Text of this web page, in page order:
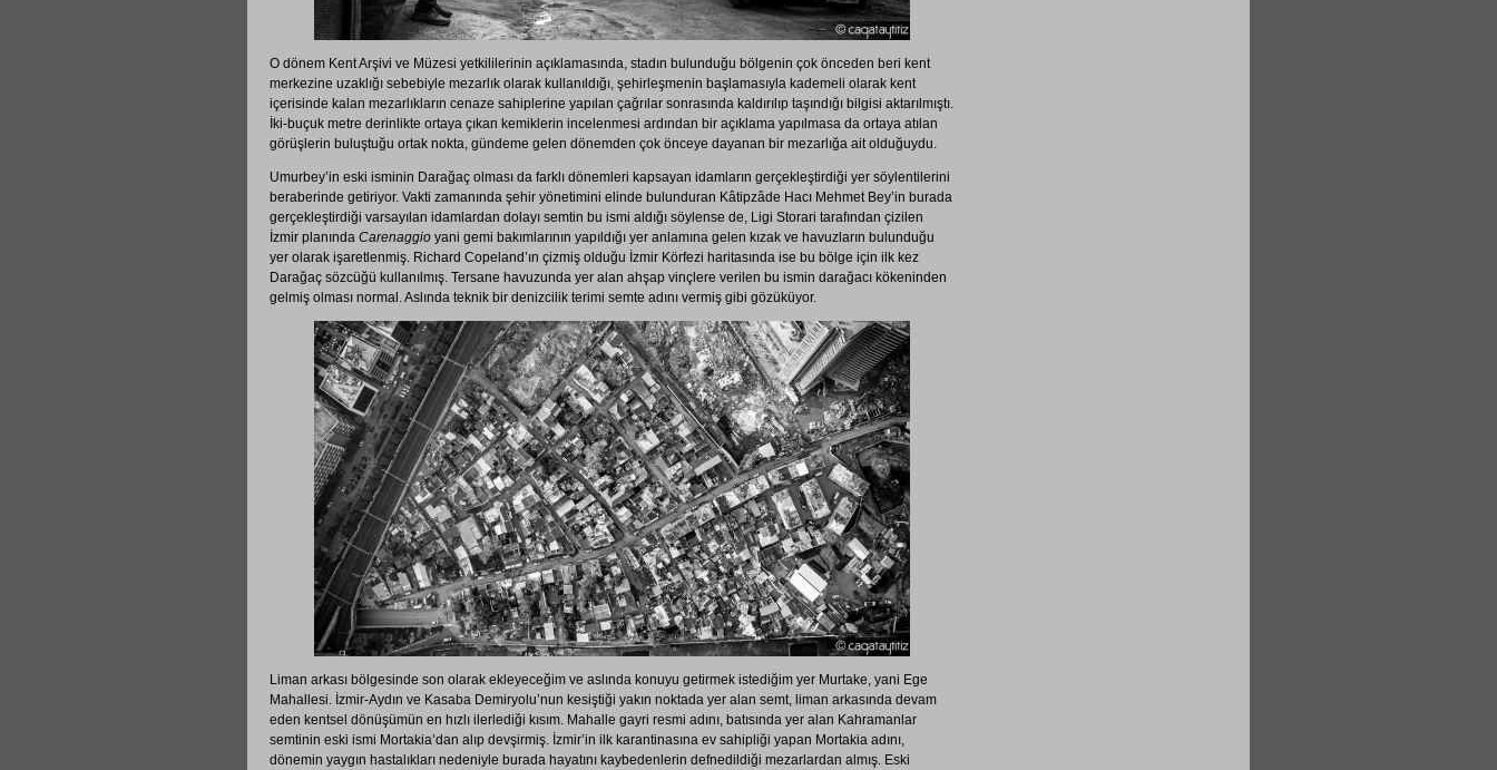
O dönem Kent Arşivi ve Müzesi yetkililerinin açıklamasında, stadın bulunduğu bölgenin çok önceden beri kent
merkezine uzaklığı sebebiyle mezarlık olarak kullanıldığı, şehirleşmenin başlamasıyla kademeli olarak kent
içerisinde kalan mezarlıkların cenaze sahiplerine yapılan çağrılar sonrasında kaldırılıp taşındığı bilgisi aktarılmıştı.
İki-buçuk metre derinlikte ortaya çıkan kemiklerin incelenmesi ardından bir açıklama yapılmasa da ortaya atılan
görüşlerin buluştuğu ortak nokta, gündeme gelen dönemden çok önceye dayanan bir mezarlığa ait olduğuydu.
Umurbey’in eski isminin Darağaç olması da farklı dönemleri kapsayan idamların gerçekleştirdiği yer söylentilerini
beraberinde getiriyor. Vakti zamanında şehir yönetimini elinde bulunduran Kâtipzâde Hacı Mehmet Bey’in burada
gerçekleştirdiği varsayılan idamlardan dolayı semtin bu ismi aldığı söylense de, Ligi Storari tarafından çizilen
İzmir planında Carenaggio yani gemi bakımlarının yapıldığı yer anlamına gelen kızak ve havuzların bulunduğu
yer olarak işaretlenmiş. Richard Copeland’ın çizmiş olduğu İzmir Körfezi haritasında ise bu bölge için ilk kez
Darağaç sözcüğü kullanılmış. Tersane havuzunda yer alan ahşap vinçlere verilen bu ismin darağacı kökeninden
gelmiş olması normal. Aslında teknik bir denizcilik terimi semte adını vermiş gibi gözüküyor.
Liman arkası bölgesinde son olarak ekleyeceğim ve aslında konuyu getirmek istediğim yer Murtake, yani Ege
Mahallesi. İzmir-Aydın ve Kasaba Demiryolu’nun kesiştiği yakın noktada yer alan semt, liman arkasında devam
eden kentsel dönüşümün en hızlı ilerlediği kısım. Mahalle gayri resmi adını, batısında yer alan Kahramanlar
semtinin eski ismi Mortakia’dan alıp devşirmiş. İzmir’in ilk karantinasına ev sahipliği yapan Mortakia adını,
dönemin yaygın hastalıkları nedeniyle burada hayatını kaybedenlerin defnedildiği mezarlardan almış. Eski